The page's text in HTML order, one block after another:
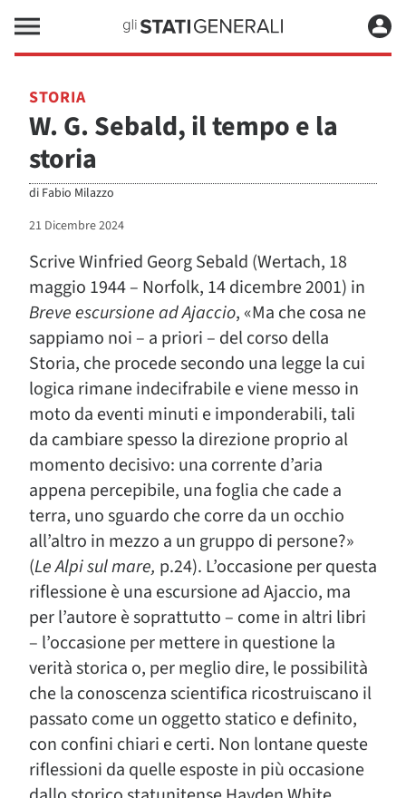
STORIA
W. G. Sebald, il tempo e la
storia
di Fabio Milazzo
21 Dicembre 2024
Scrive Winfried Georg Sebald (Wertach, 18
maggio 1944 – Norfolk, 14 dicembre 2001) in
Breve escursione ad Ajaccio, «Ma che cosa ne
sappiamo noi – a priori – del corso della
Storia, che procede secondo una legge la cui
logica rimane indecifrabile e viene messo in
moto da eventi minuti e imponderabili, tali
da cambiare spesso la direzione proprio al
momento decisivo: una corrente d’aria
appena percepibile, una foglia che cade a
terra, uno sguardo che corre da un occhio
all’altro in mezzo a un gruppo di persone?»
(Le Alpi sul mare, p.24). L’occasione per questa
riflessione è una escursione ad Ajaccio, ma
per l’autore è soprattutto – come in altri libri
– l’occasione per mettere in questione la
verità storica o, per meglio dire, le possibilità
che la conoscenza scientifica ricostruiscano il
passato come un oggetto statico e definito,
con confini chiari e certi. Non lontane queste
riflessioni da quelle esposte in più occasione